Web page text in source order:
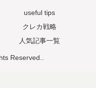
useful tips
クレカ戦略
人気記事一覧
Reserved..